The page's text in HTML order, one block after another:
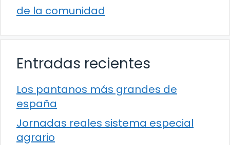
de la comunidad
Entradas recientes
Los pantanos más grandes de
españa
Jornadas reales sistema especial
agrario